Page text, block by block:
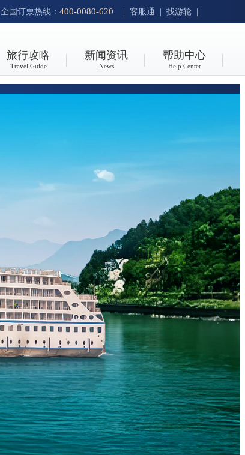
全国订票热线： 400-0080-620 客服通 找游轮
旅行攻略
Travel Guide
新闻资讯
News
帮助中心
Help Center